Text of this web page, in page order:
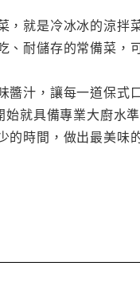
就是冷冰冰的涼
耐儲存的常備菜，
汁，讓每一道保
就具備專業大廚水
時間，做出最美